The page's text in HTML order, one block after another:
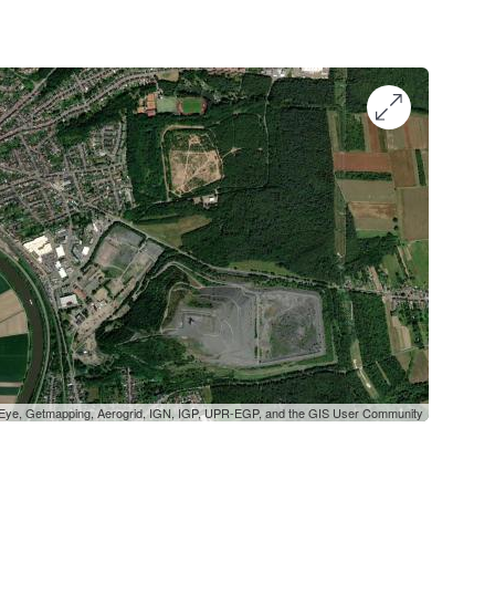
Getmapping, Aerogrid, IGN, IGP, UPR-EGP, and the GIS User Community